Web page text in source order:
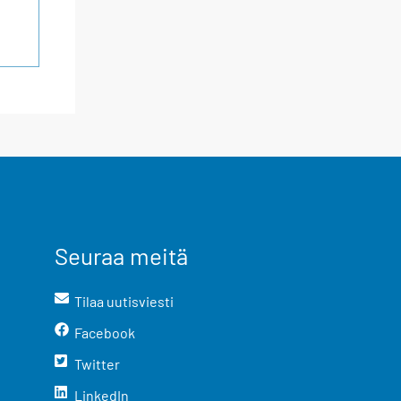
Seuraa meitä
Tilaa uutisviesti
Facebook
Twitter
LinkedIn